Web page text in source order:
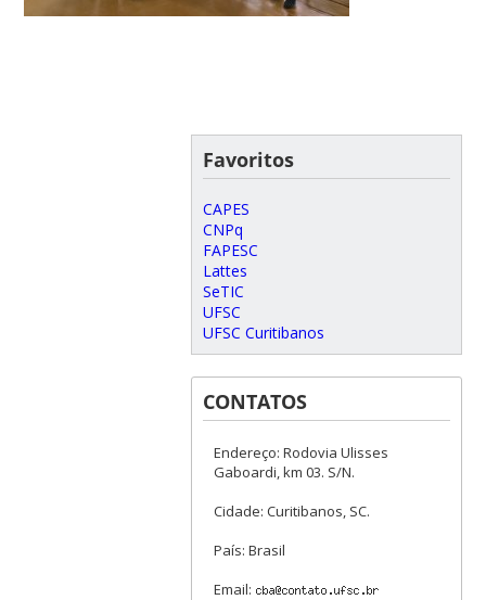
Favoritos
CAPES
CNPq
FAPESC
Lattes
SeTIC
UFSC
UFSC Curitibanos
CONTATOS
Endereço: Rodovia Ulisses
Gaboardi, km 03. S/N.
Cidade: Curitibanos, SC.
País: Brasil
Email: